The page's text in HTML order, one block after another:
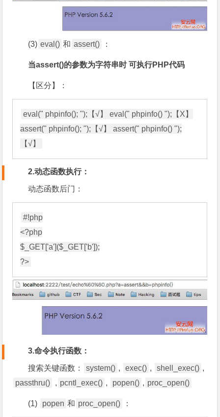
(3) eval() 和 assert() ：
当assert()的参数为字符串时 可执行PHP代码
【区分】：
eval(" phpinfo(); ");【√】 eval(" phpinfo() ");【X】
assert(" phpinfo(); ");【√】 assert(" phpinfo() ");
2.动态函数执行：
动态函数后门：
#!php
<?php
$_GET['a']($_GET['b']);
3.命令执行函数：
搜索关键函数： system() , exec() , shell_exec() ,
passthru()
, pcntl_exec() , popen() , proc_open()
(1) popen 和 proc_open() ：